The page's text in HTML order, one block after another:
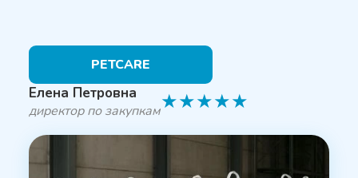
PETCARE
Елена Петровна
директор по закупкам★★★★★